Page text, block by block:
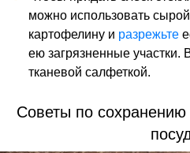
можно использовать
картофелину и разрежьте
ею загрязненные участки.
тканевой салфеткой.
Советы по сохранению